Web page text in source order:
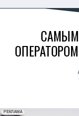
erid: 2VfnxxmNzs5
РЕКЛАМА